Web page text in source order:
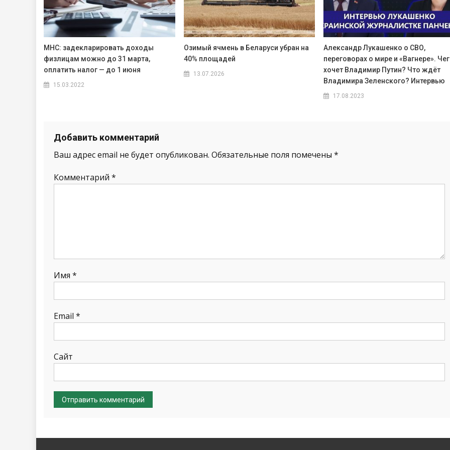
МНС: задекларировать доходы
физлицам можно до 31 марта,
оплатить налог — до 1 июня
15.03.2022
Озимый ячмень в Беларуси убран на
40% площадей
13.07.2026
Александр Лукашенко о СВО,
переговорах о мире и «Вагнере».
хочет Владимир Путин? Что ждёт
Владимира Зеленского? Интервью
17.08.2023
Добавить комментарий
Ваш адрес email не будет опубликован. Обязательные поля помечены *
Комментарий *
Имя *
Email *
Сайт